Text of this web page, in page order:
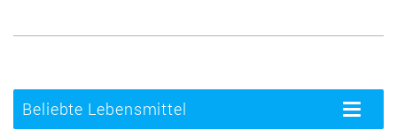
Beliebte Lebensmittel
Toggle